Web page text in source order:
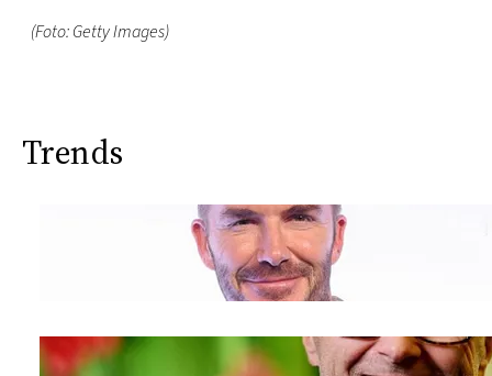
(Foto: Getty Images)
Trends